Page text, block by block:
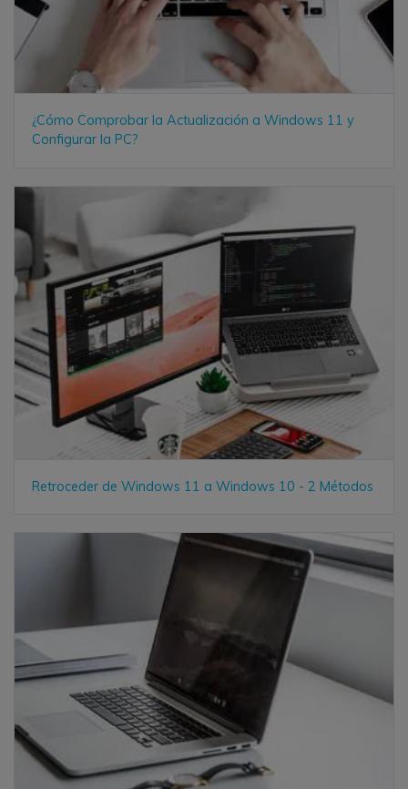
¿Cómo Comprobar la Actualización a Windows 11 y
Configurar la PC?
Retroceder de Windows 11 a Windows 10 - 2 Métodos